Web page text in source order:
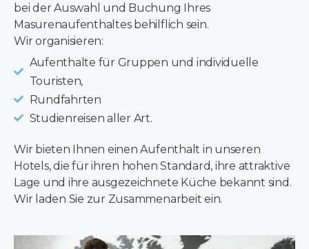
bei der Auswahl und Buchung Ihres
Masurenaufenthaltes behilflich sein.
Wir organisieren:
Aufenthalte für Gruppen und individuelle
Touristen,
Rundfahrten
Studienreisen aller Art.
Wir bieten Ihnen einen Aufenthalt in unseren
Hotels, die für ihren hohen Standard, ihre attraktive
Lage und ihre ausgezeichnete Küche bekannt sind.
Wir laden Sie zur Zusammenarbeit ein.